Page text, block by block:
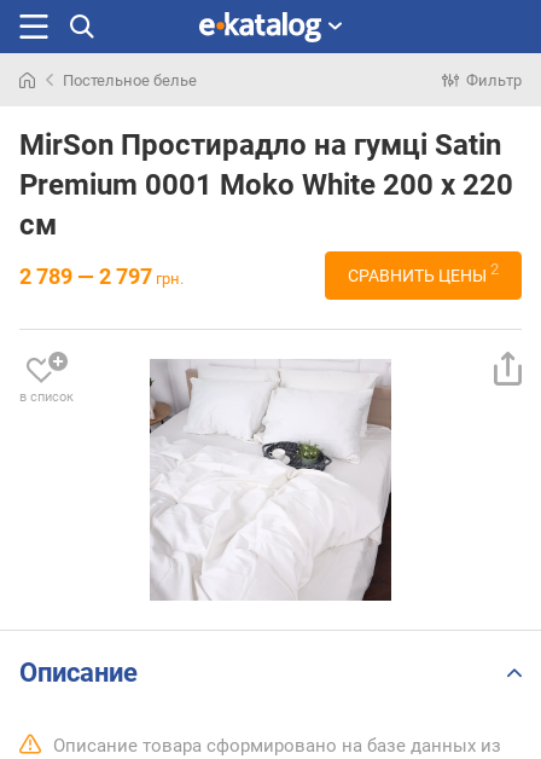
раньше
Постельное белье Фильтр
MirSon Простирадло на гумці Satin
Premium 0001 Moko White 200 х 220
см
2 789 — 2 797 грн. СРАВНИТЬ ЦЕНЫ 2
в список
Описание
Описание товара сформировано на базе данных из